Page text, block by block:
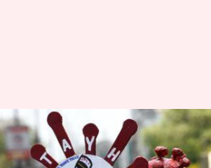
कोरोना वायरस से लड़ाई
खबर, देश के 14 राज्यों